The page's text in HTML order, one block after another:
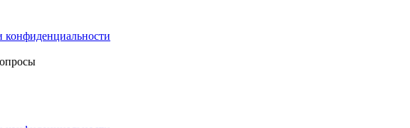
конфиденциальности